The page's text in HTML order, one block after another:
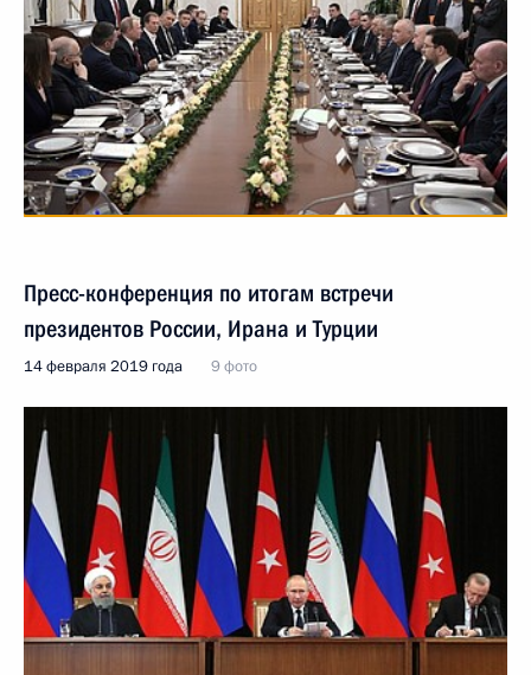
Пресс-конференция по итогам встречи
президентов России, Ирана и Турции
14 февраля 2019 года 9 фото